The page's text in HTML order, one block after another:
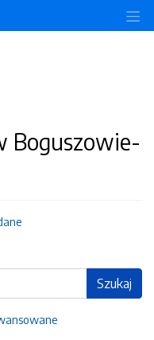
Boguszowie-
Szukaj